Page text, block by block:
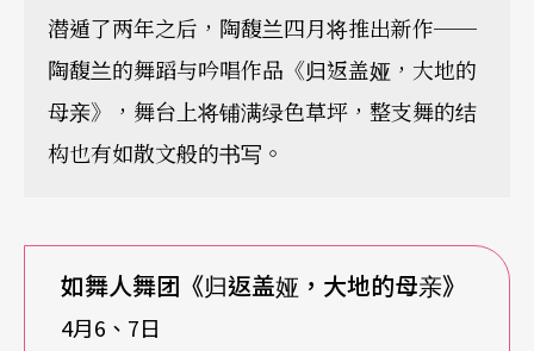
潜遁了两年之后，陶馥兰四月将推出新作──
陶馥兰的舞蹈与吟唱作品《归返盖娅，大地的
母亲》，舞台上将铺满绿色草坪，整支舞的结
构也有如散文般的书写。
如舞人舞团《归返盖娅，大地的母亲》
4月6、7日